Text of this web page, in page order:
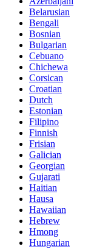
Belarusian
Bengali
Bosnian
Bulgarian
Cebuano
Chichewa
Corsican
Croatian
Dutch
Estonian
Filipino
Finnish
Frisian
Galician
Georgian
Gujarati
Haitian
Hausa
Hawaiian
Hebrew
Hmong
Hungarian